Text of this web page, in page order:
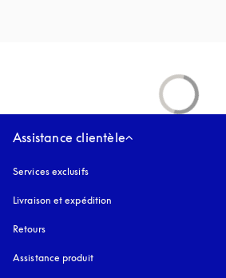
Assistance clientèle
Services exclusifs
Livraison et expédition
Retours
Assistance produit